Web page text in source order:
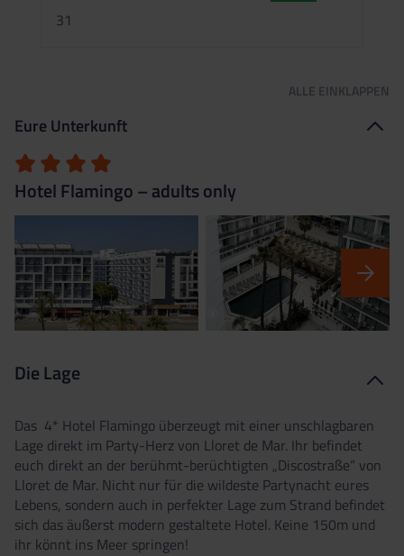
31
ALLE EINKLAPPEN
Eure Unterkunft
Hotel Flamingo – adults only
Die Lage
Das 4* Hotel Flamingo überzeugt mit einer unschlagbaren
Lage direkt im Party-Herz von Lloret de Mar. Ihr befindet
euch direkt an der berühmt-berüchtigten „Discostraße“ von
Lloret de Mar. Nicht nur für die wildeste Partynacht eures
Lebens, sondern auch in perfekter Lage zum Strand befindet
sich das äußerst modern gestaltete Hotel. Keine 150m und
ihr könnt ins Meer springen!